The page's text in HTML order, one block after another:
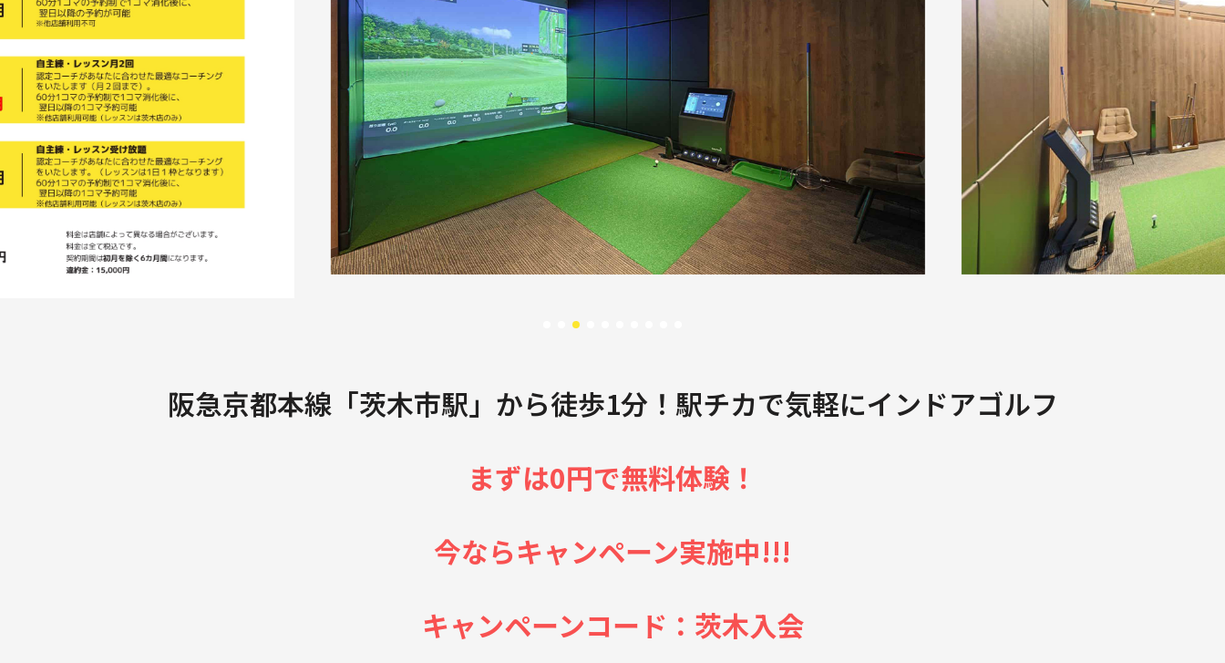
阪急京都本線「茨木市駅」から徒歩1分！駅チカで気軽にインドアゴルフ
まずは0円で無料体験！
今ならキャンペーン実施中!!!
キャンペーンコード：茨木入会